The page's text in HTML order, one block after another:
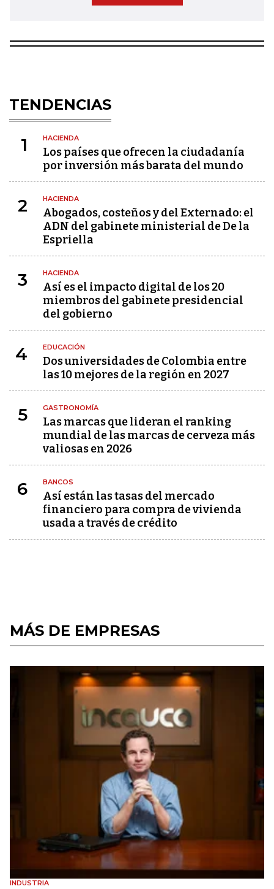
TENDENCIAS
1 HACIENDA
Los países que ofrecen la ciudadanía
por inversión más barata del mundo
2 HACIENDA
Abogados, costeños y del Externado: el
ADN del gabinete ministerial de De la
Espriella
3 HACIENDA
Así es el impacto digital de los 20
miembros del gabinete presidencial
del gobierno
4 EDUCACIÓN
Dos universidades de Colombia entre
las 10 mejores de la región en 2027
5 GASTRONOMÍA
Las marcas que lideran el ranking
mundial de las marcas de cerveza más
valiosas en 2026
6 BANCOS
Así están las tasas del mercado
financiero para compra de vivienda
usada a través de crédito
MÁS DE EMPRESAS
INDUSTRIA